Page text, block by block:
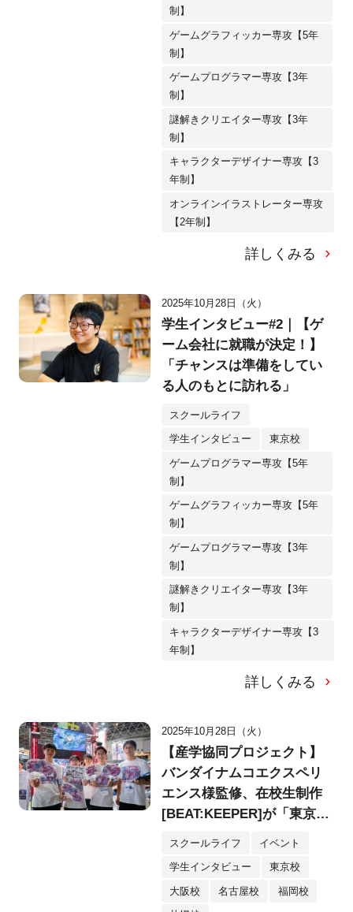
制】
ゲームグラフィッカー専攻【5年
制】
ゲームプログラマー専攻【3年
制】
謎解きクリエイター専攻【3年
制】
キャラクターデザイナー専攻【3
年制】
オンラインイラストレーター専攻
【2年制】
詳しくみる
2025年10月28日（火）
学生インタビュー#2｜【ゲ
ーム会社に就職が決定！】
「チャンスは準備をしてい
る人のもとに訪れる」
スクールライフ
学生インタビュー 東京校
ゲームプログラマー専攻【5年
制】
ゲームグラフィッカー専攻【5年
制】
ゲームプログラマー専攻【3年
制】
謎解きクリエイター専攻【3年
制】
キャラクターデザイナー専攻【3
年制】
詳しくみる
2025年10月28日（火）
【産学協同プロジェクト】
バンダイナムコエクスペリ
エンス様監修、在校生制作
[BEAT:KEEPER]が「東京ゲ
スクールライフ イベント
学生インタビュー 東京校
大阪校 名古屋校 福岡校